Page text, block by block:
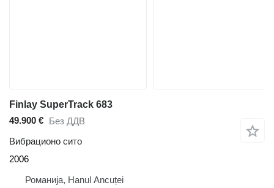
Finlay SuperTrack 683
49.900 € Без ДДВ
Вибрационо сито
2006
Романија, Hanul Ancuței